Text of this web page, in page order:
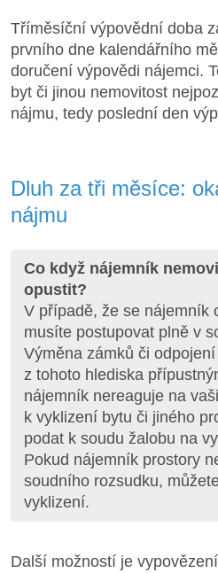
Tříměsíční výpovědní doba
prvního dne kalendářního
doručení výpovědi nájemci.
byt či jinou nemovitost
nájmu, tedy poslední den
Dluh za tři měsíce:
nájmu
Co když nájemník
opustit?
V případě, že se nájemník
musíte postupovat plně v
Výměna zámků či
z tohoto hlediska
nájemník nereaguje na
k vyklizení bytu či jiného
podat k soudu žalobu na
Pokud nájemník prostory
soudního rozsudku,
vyklizení.
Další možností je